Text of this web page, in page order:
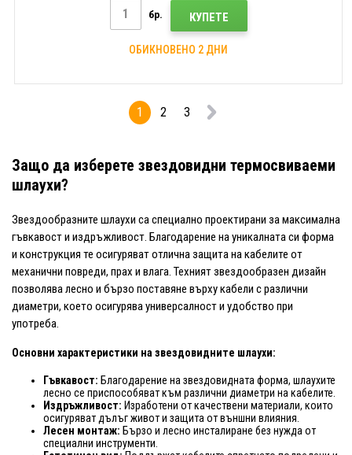
бр. КУПЕТЕ
ОБИКНОВЕНО 2 ДНИ
1 2 3
Защо да изберете звездовидни термосвиваеми
шлаухи?
Звездообразните шлаухи са специално проектирани за максимална
гъвкавост и издръжливост. Благодарение на уникалната си форма
и конструкция те осигуряват отлична защита на кабелите от
механични повреди, прах и влага. Техният звездообразен дизайн
позволява лесно и бързо поставяне върху кабели с различни
диаметри, което осигурява универсалност и удобство при
употреба.
Основни характеристики на звездовидните шлаухи:
Гъвкавост: Благодарение на звездовидната форма, шлаухите
лесно се приспособяват към различни диаметри на кабелите.
Издръжливост: Изработени от качествени материали, които
осигуряват дълъг живот и защита от външни влияния.
Лесен монтаж: Бързо и лесно инсталиране без нужда от
специални инструменти.